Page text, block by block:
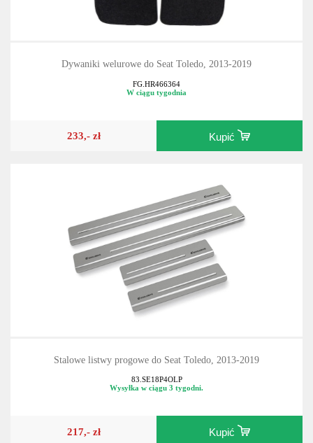
Dywaniki welurowe do Seat Toledo, 2013-2019
FG.HR466364
W ciągu tygodnia
233,- zł Kupić
Stalowe listwy progowe do Seat Toledo, 2013-2019
83.SE18P4OLP
Wysyłka w ciągu 3 tygodni.
217,- zł Kupić